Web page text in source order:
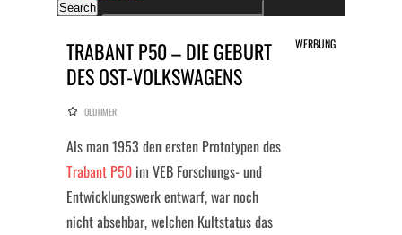
TRABANT P50 – DIE GEBURT
DES OST-VOLKSWAGENS
WERBUNG
OLDTIMER
Als man 1953 den ersten Prototypen des
Trabant P50 im VEB Forschungs- und
Entwicklungswerk entwarf, war noch
nicht absehbar, welchen Kultstatus das